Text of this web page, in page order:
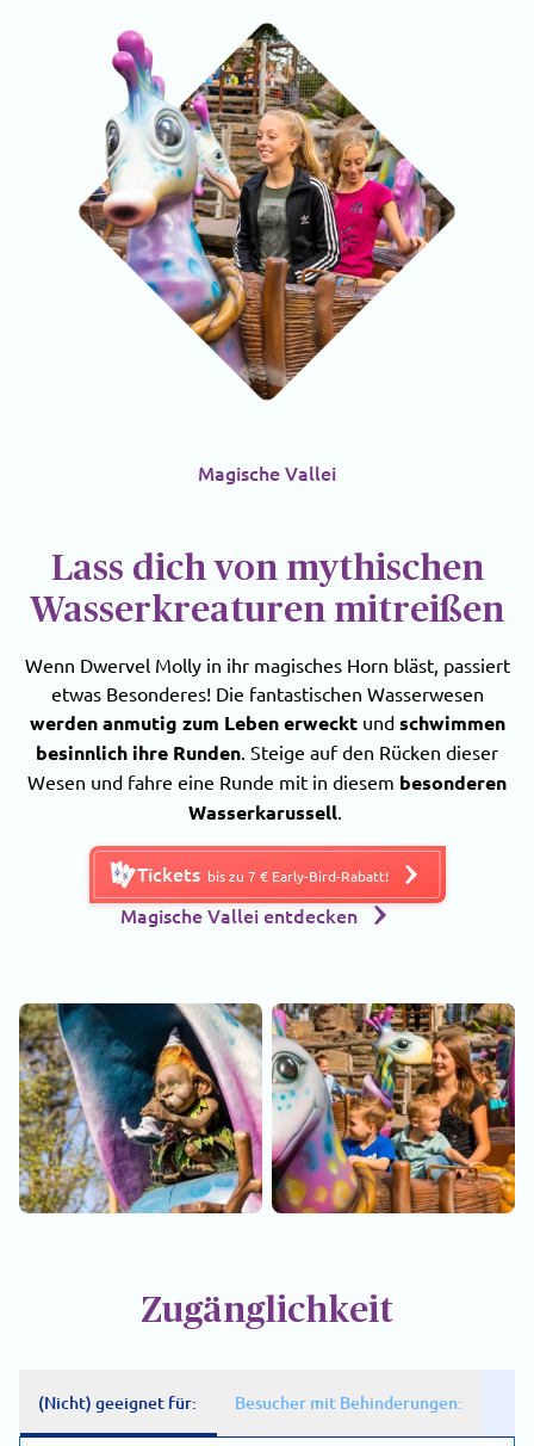
Magische Vallei
Lass dich von mythischen
Wasserkreaturen mitreißen
Wenn Dwervel Molly in ihr magisches Horn bläst, passiert
etwas Besonderes! Die fantastischen Wasserwesen
werden anmutig zum Leben erwecktund schwimmen
besinnlich ihre Runden . Steige auf den Rücken dieser
Wesen und fahre eine Runde mit in diesem besonderen
Wasserkarussell
Tickets bis zu 7 € Early-Bird-Rabatt!
Magische Vallei entdecken
Zugänglichkeit
(Nicht) geeignet für: Besucher mit Behinderungen: